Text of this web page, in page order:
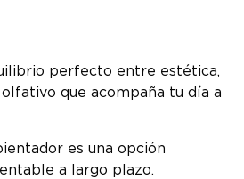
perfecto entre estética,
que acompaña tu día a
es una opción
a largo plazo.